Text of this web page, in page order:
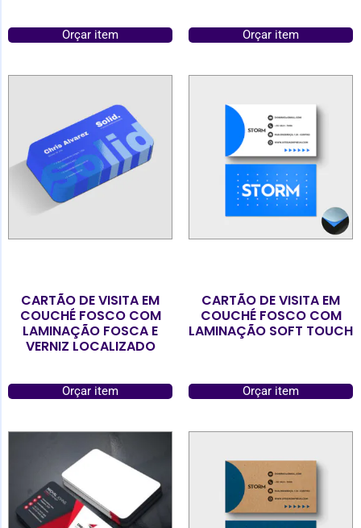
Orçar item Orçar item
CARTÃO DE VISITA EM
COUCHÉ FOSCO COM
LAMINAÇÃO FOSCA E
VERNIZ LOCALIZADO
Orçar item
CARTÃO DE VISITA EM
COUCHÉ FOSCO COM
LAMINAÇÃO SOFT TOUCH
Orçar item